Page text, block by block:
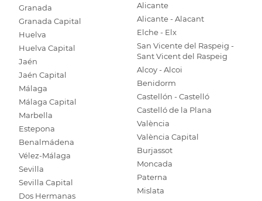
Granada
Granada Capital
Huelva
Huelva Capital
Jaén
Jaén Capital
Málaga
Málaga Capital
Marbella
Estepona
Benalmádena
Vélez-Málaga
Sevilla
Sevilla Capital
Dos Hermanas
Alicante
Alicante - Alacant
Elche - Elx
San Vicente del Raspeig -
Sant Vicent del Raspeig
Alcoy - Alcoi
Benidorm
Castellón - Castelló
Castelló de la Plana
València
València Capital
Burjassot
Moncada
Paterna
Mislata